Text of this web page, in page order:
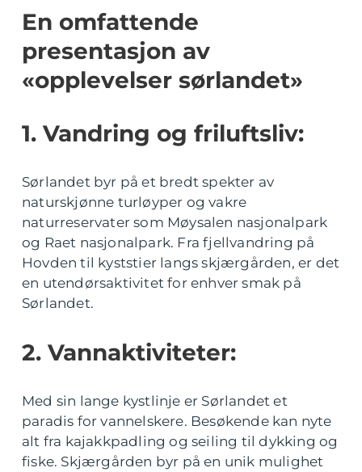
En omfattende
presentasjon av
«opplevelser sørlandet»
1. Vandring og friluftsliv:
Sørlandet byr på et bredt spekter av
naturskjønne turløyper og vakre
naturreservater som Møysalen nasjonalpark
og Raet nasjonalpark. Fra fjellvandring på
Hovden til kyststier langs skjærgården, er det
en utendørsaktivitet for enhver smak på
Sørlandet.
2. Vannaktiviteter:
Med sin lange kystlinje er Sørlandet et
paradis for vannelskere. Besøkende kan nyte
alt fra kajakkpadling og seiling til dykking og
fiske. Skjærgården byr på en unik mulighet